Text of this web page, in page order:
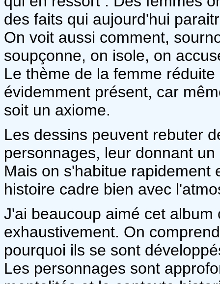
des faits qui aujourd'hui
On voit aussi comment,
soupçonne, on isole, on
Le thème de la femme
évidemment présent, car
soit un axiome.
Les dessins peuvent rebuter
personnages, leur donnant
Mais on s'habitue rapidement
histoire cadre bien avec
J'ai beaucoup aimé cet
exhaustivement. On
pourquoi ils se sont
Les personnages sont